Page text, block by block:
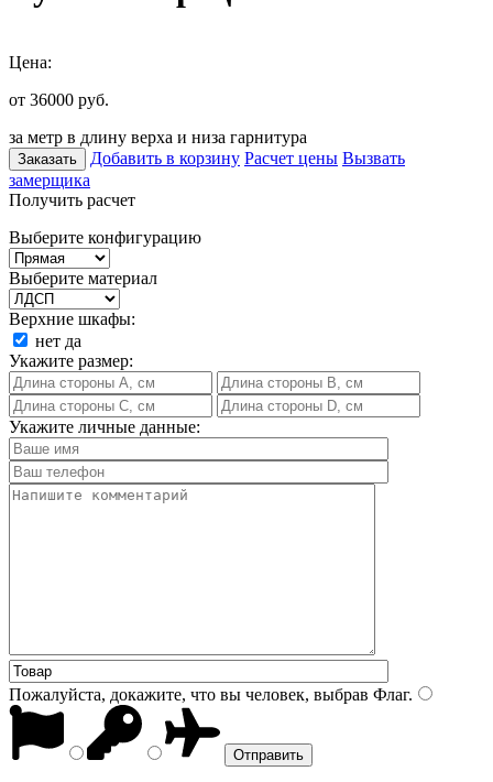
Цена:
от 36000 руб.
за метр в длину верха и низа гарнитура
Заказать Добавить в корзину Расчет цены Вызвать
замерщика
Получить расчет
Выберите конфигурацию
Выберите материал
Верхние шкафы:
нет да
Укажите размер:
Укажите личные данные:
Пожалуйста, докажите, что вы человек, выбрав Флаг.